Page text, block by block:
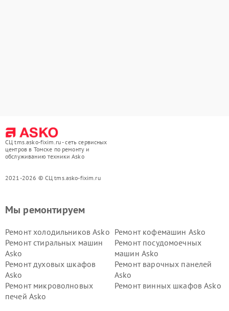
СЦ tms.asko-fixim.ru - сеть сервисных
центров в Томске по ремонту и
обслуживанию техники Asko
2021-2026 © СЦ tms.asko-fixim.ru
Мы ремонтируем
Ремонт холодильников Asko Ремонт кофемашин Asko
Ремонт стиральных машин
Asko
Ремонт посудомоечных
машин Asko
Ремонт духовых шкафов
Asko
Ремонт варочных панелей
Asko
Ремонт микроволновых
печей Asko
Ремонт винных шкафов Asko